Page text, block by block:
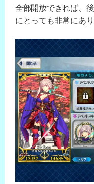
全部開放できれば、
にとっても非常にあ